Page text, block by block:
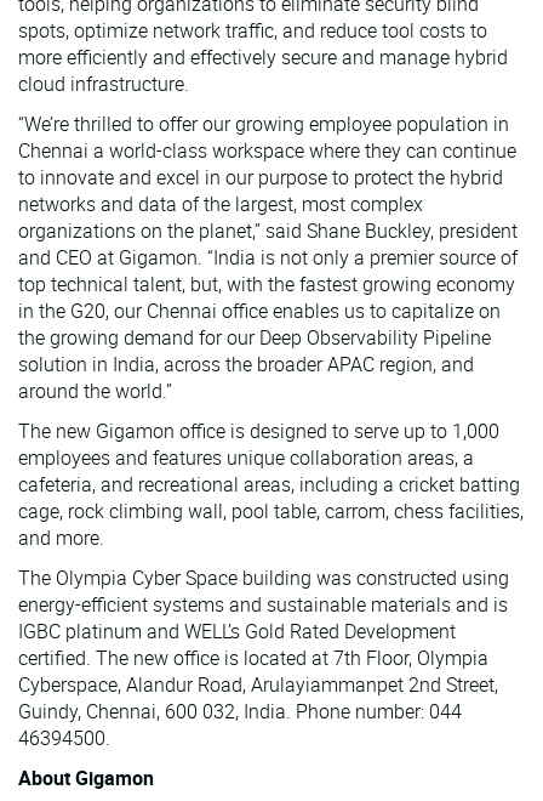
spots, optimize network traffic, and reduce tool costs to
more efficiently and effectively secure and manage hybrid
cloud infrastructure.
“We’re thrilled to offer our growing employee population in
Chennai a world-class workspace where they can continue
to innovate and excel in our purpose to protect the hybrid
networks and data of the largest, most complex
organizations on the planet,” said Shane Buckley, president
and CEO at Gigamon. “India is not only a premier source of
top technical talent, but, with the fastest growing economy
in the G20, our Chennai office enables us to capitalize on
the growing demand for our Deep Observability Pipeline
solution in India, across the broader APAC region, and
around the world.”
The new Gigamon office is designed to serve up to 1,000
employees and features unique collaboration areas, a
cafeteria, and recreational areas, including a cricket batting
cage, rock climbing wall, pool table, carrom, chess facilities,
and more.
The Olympia Cyber Space building was constructed using
energy-efficient systems and sustainable materials and is
IGBC platinum and WELL’s Gold Rated Development
certified. The new office is located at 7th Floor, Olympia
Cyberspace, Alandur Road, Arulayiammanpet 2nd Street,
Guindy, Chennai, 600 032, India. Phone number: 044
46394500.
About Gigamon